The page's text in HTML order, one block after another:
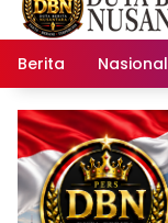
Berita Nasional